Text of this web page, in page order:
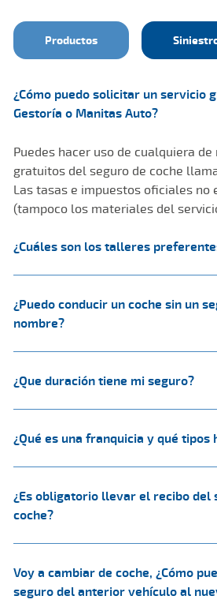
Productos
¿Cómo puedo solicitar un servicio
Gestoría o Manitas Auto?
Puedes hacer uso de cualquiera
gratuitos del seguro de coche
Las tasas e impuestos oficiales no
(tampoco los materiales del
¿Cuáles son los talleres
¿Puedo conducir un coche sin un
nombre?
¿Que duración tiene mi seguro?
¿Qué es una franquicia y qué tipos
¿Es obligatorio llevar el recibo del
coche?
Voy a cambiar de coche, ¿Cómo
seguro del anterior vehículo al